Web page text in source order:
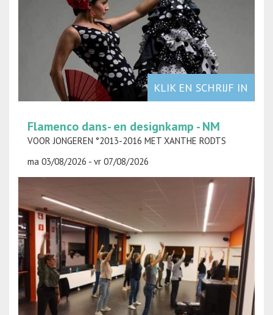
KLIK EN SCHRIJF IN
Flamenco dans- en designkamp - NM
VOOR JONGEREN °2013-2016 MET XANTHE RODTS
ma 03/08/2026 - vr 07/08/2026